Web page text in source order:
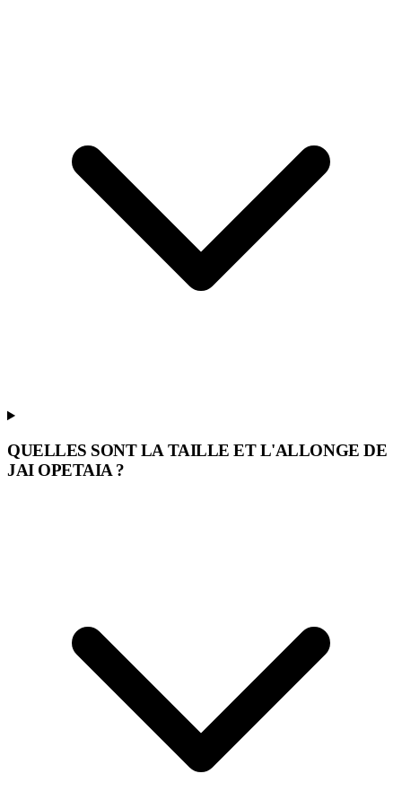
QUELLES SONT LA TAILLE ET L'ALLONGE DE
JAI OPETAIA ?